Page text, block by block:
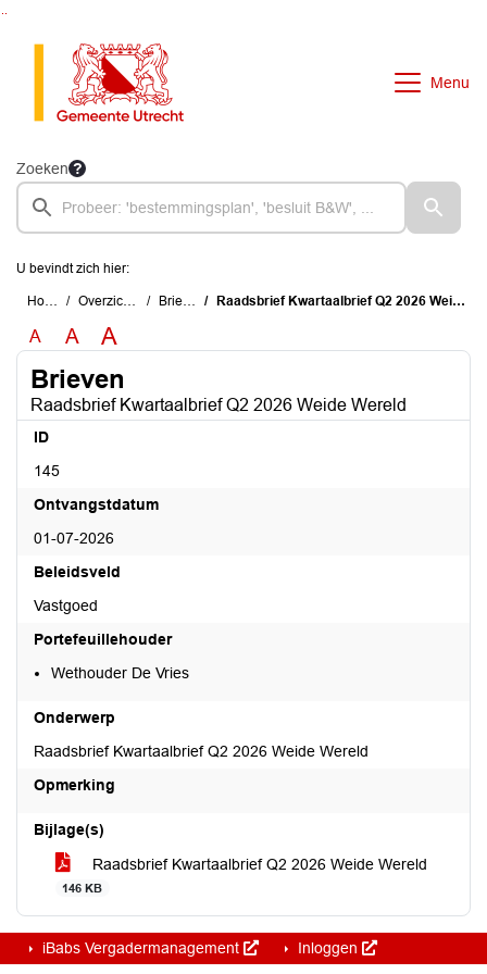
Menu
Zoeken
U bevindt zich hier:
Home Overzichten Brieven Raadsbrief Kwartaalbrief Q2 2026 Weide Wereld
A A A
Brieven
Raadsbrief Kwartaalbrief Q2 2026 Weide Wereld
ID
145
Ontvangstdatum
01-07-2026
Beleidsveld
Vastgoed
Portefeuillehouder
Wethouder De Vries
Onderwerp
Raadsbrief Kwartaalbrief Q2 2026 Weide Wereld
Opmerking
Bijlage(s)
Raadsbrief Kwartaalbrief Q2 2026 Weide Wereld
146 KB
iBabs Vergadermanagement Inloggen